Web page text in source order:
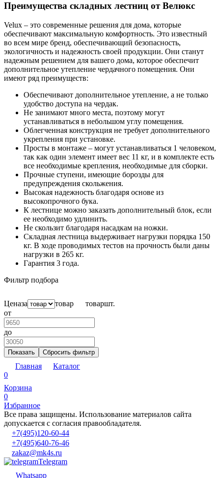
Преимущества складных лестниц от Велюкс
Velux – это современные решения для дома, которые
обеспечивают максимальную комфортность. Это известный
во всем мире бренд, обеспечивающий безопасность,
экологичность и надежность своей продукции. Они станут
надежным решением для вашего дома, которое обеспечит
дополнительное утепление чердачного помещения. Они
имеют ряд преимуществ:
Обеспечивают дополнительное утепление, а не только
удобство доступа на чердак.
Не занимают много места, поэтому могут
устанавливаться в небольшом углу помещения.
Облегченная конструкция не требует дополнительного
укрепления при установке.
Просты в монтаже – могут устанавливаться 1 человеком,
так как один элемент имеет вес 11 кг, и в комплекте есть
все необходимые крепления, необходимые для сборки.
Прочные ступени, имеющие борозды для
предупреждения скольжения.
Высокая надежность благодаря основе из
высокопрочного бука.
К лестнице можно заказать дополнительный блок, если
ее необходимо удлинить.
Не скользит благодаря насадкам на ножки.
Складная лестница выдерживает нагрузки порядка 150
кг. В ходе проводимых тестов на прочность были даны
нагрузки в 265 кг.
Гарантия 3 года.
Фильтр подбора
Ценаза товар товаршт.
от
до
Показать Сбросить фильтр
Главная
Каталог
0
Корзина
0
Избранное
Все права защищены. Использование материалов сайта
допускается с согласия правообладателя.
+7(495)120-60-44
+7(495)640-76-46
zakaz@mk4s.ru
Telegram
Whatsapp